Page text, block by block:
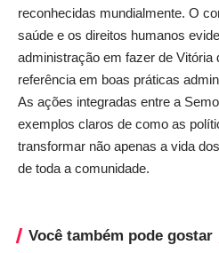
reconhecidas mundialmente. O
saúde e os direitos humanos
administração em fazer de Vitória
referência em boas práticas
As ações integradas entre a
exemplos claros de como as
transformar não apenas a vida
de toda a comunidade.
Você também pode gostar